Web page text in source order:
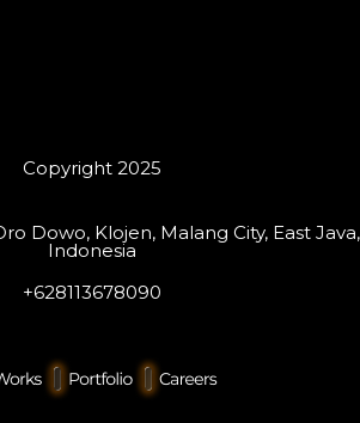
Copyright 2025
Dowo, Klojen, Malang City, East Java,
Indonesia
+628113678090